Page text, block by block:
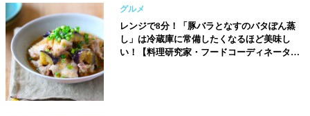
グルメ
レンジで8分！「豚バラとなすのバタぽん蒸
し」は冷蔵庫に常備したくなるほど美味し
い！【料理研究家・フードコーディネーター